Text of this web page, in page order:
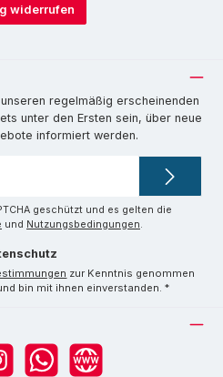
widerrufen
regelmäßig erscheinenden
unter den Ersten sein, über neue
informiert werden.
geschützt und es gelten die
und Nutzungsbedingungen.
zur Kenntnis genommen
bin mit ihnen einverstanden. *
WhatsAppWebsite